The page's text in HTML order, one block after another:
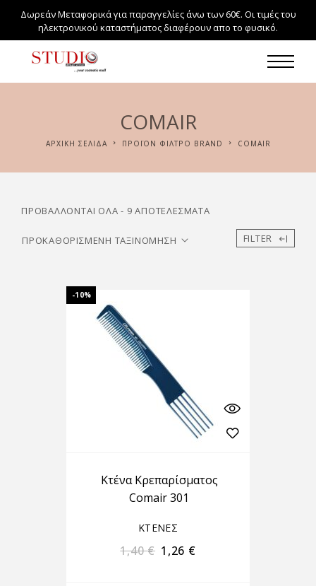
Δωρεάν Μεταφορικά για παραγγελίες άνω των 60€. Οι τιμές του
ηλεκτρονικού καταστήματος διαφέρουν απο το φυσικό.
COMAIR
ΑΡΧΙΚΉ ΣΕΛΊΔΑ ΠΡΟΪΌΝ ΦΊΛΤΡΟ BRAND COMAIR
ΠΡΟΒΆΛΛΟΝΤΑΙ ΌΛΑ - 9 ΑΠΟΤΕΛΈΣΜΑΤΑ
FILTER
-10%
Κτένα Κρεπαρίσματος
Comair 301
ΚΤΕΝΕΣ
1,40€ 1,26 €